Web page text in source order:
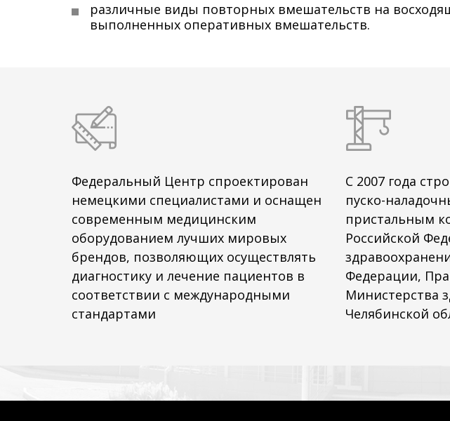
различные виды повторных вмешательств на
выполненных оперативных вмешательств.
Федеральный Центр спроектирован
немецкими специалистами и оснащен
современным медицинским
оборудованием лучших мировых
брендов, позволяющих осуществлять
диагностику и лечение пациентов в
соответствии с международными
стандартами
С 2007 года
пуско-
пристальным
Российской
Федерации,
Министерства
Челябинской